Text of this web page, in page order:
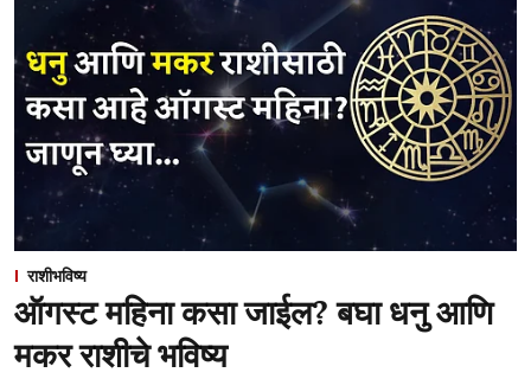
राशीभविष्य
ऑगस्ट महिना कसा जाईल? बघा धनु आणि
मकर राशीचे भविष्य